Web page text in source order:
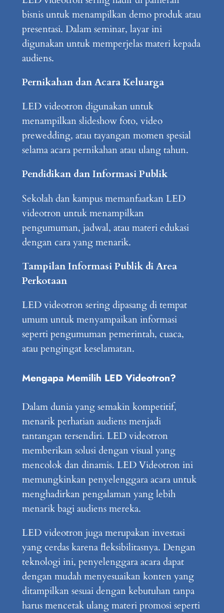
bisnis untuk menampilkan demo produk atau
presentasi. Dalam seminar, layar ini
digunakan untuk memperjelas materi kepada
audiens.
Pernikahan dan Acara Keluarga
LED videotron digunakan untuk
menampilkan slideshow foto, video
prewedding, atau tayangan momen spesial
selama acara pernikahan atau ulang tahun.
Pendidikan dan Informasi Publik
Sekolah dan kampus memanfaatkan LED
videotron untuk menampilkan
pengumuman, jadwal, atau materi edukasi
dengan cara yang menarik.
Tampilan Informasi Publik di Area
Perkotaan
LED videotron sering dipasang di tempat
umum untuk menyampaikan informasi
seperti pengumuman pemerintah, cuaca,
atau pengingat keselamatan.
Mengapa Memilih LED Videotron?
Dalam dunia yang semakin kompetitif,
menarik perhatian audiens menjadi
tantangan tersendiri. LED videotron
memberikan solusi dengan visual yang
mencolok dan dinamis. LED Videotron ini
memungkinkan penyelenggara acara untuk
menghadirkan pengalaman yang lebih
menarik bagi audiens mereka.
LED videotron juga merupakan investasi
yang cerdas karena fleksibilitasnya. Dengan
teknologi ini, penyelenggara acara dapat
dengan mudah menyesuaikan konten yang
ditampilkan sesuai dengan kebutuhan tanpa
harus mencetak ulang materi promosi seperti